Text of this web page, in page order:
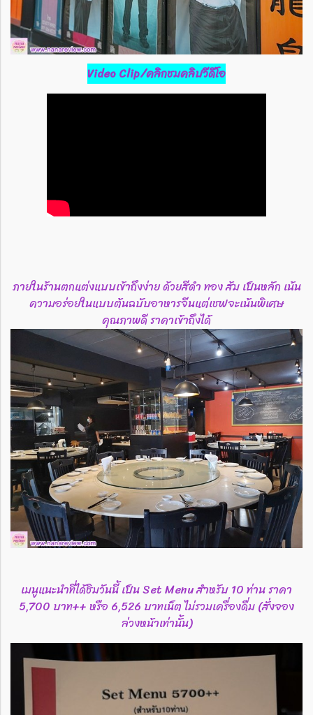
Video Clip/คลิกชมคลิปวีดีโอ
ภายในร้านตกแต่งแบบเข้าถึงง่าย ด้วยสีดำ ทอง ส้ม เป็นหลัก เน้น
ความอร่อยในแบบต้นฉบับอาหารจีนแต่เชฟจะเน้นพิเศษ
คุณภาพดี ราคาเข้าถึงได้
เมนูแนะนำที่ได้ชิมวันนี้ เป็น Set Menu สำหรับ 10 ท่าน ราคา
5,700 บาท++ หรือ 6,526 บาทเน็ต ไม่รวมเครื่องดื่ม (สั่งจอง
ล่วงหน้าเท่านั้น)